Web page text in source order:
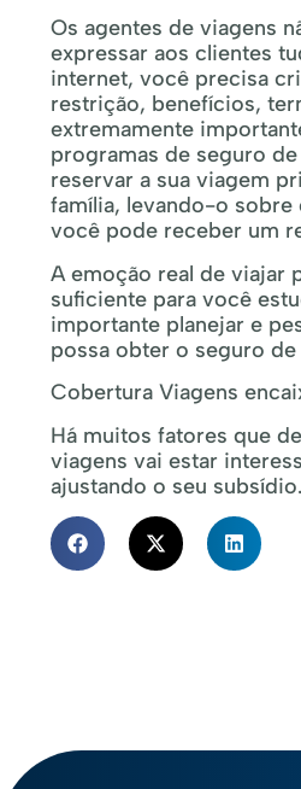
Os agentes de viagens
expressar aos clientes
internet, você precisa
restrição, benefícios,
extremamente
programas de seguro
reservar a sua viagem
família, levando-o sobre
você pode receber um
A emoção real de viajar
suficiente para você
importante planejar e
possa obter o seguro
Cobertura Viagens
Há muitos fatores que
viagens vai estar
ajustando o seu subsídio.